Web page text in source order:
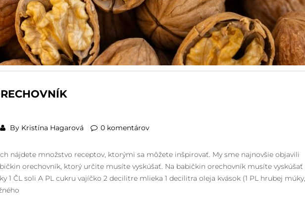
By Kristína Hagarová 0 komentárov
nájdete množstvo receptov, ktorými sa môžete inšpirovať. My sme najnovšie objavili
orechovník, ktorý určite musíte vyskúšať. Na babičkin orechovník musíte vyskúšať
1 ČL soli A PL cukru vajíčko 2 decilitre mlieka 1 decilitra oleja kvások (1 PL hrubej múky,